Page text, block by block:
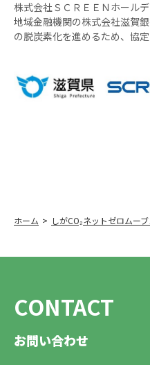
株式会社ＳＣＲＥＥＮホール
地域金融機関の株式会社滋賀
の脱炭素化を進めるため、協定
ホーム しがCO₂ネットゼロムー
CONTACT
お問い合わせ